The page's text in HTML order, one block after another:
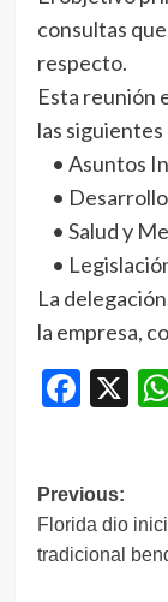
consultas
respecto.
Esta reunión
las
• Asuntos
•
• Salud y
•
La
la empresa,
X
de
Previous:
Florida dio
tradicional